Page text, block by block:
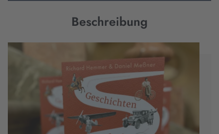
Beschreibung